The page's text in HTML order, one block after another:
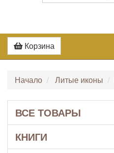
Корзина
Начало Литые иконы
ВСЕ ТОВАРЫ
КНИГИ